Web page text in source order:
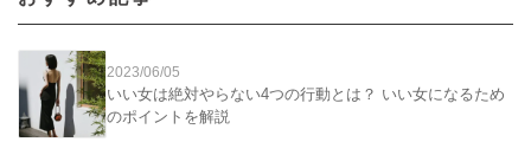
2023/06/05
いい女は絶対やらない4つの行動とは？ いい女になるため
のポイントを解説